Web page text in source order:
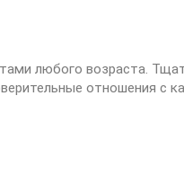
любого возраста.
отношения с